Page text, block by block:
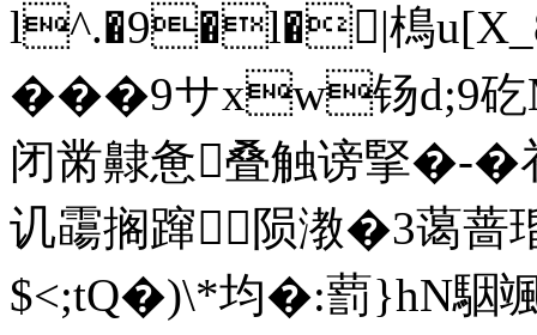
l^.�9�l�|樢u[X_8
���9サxw钖d;9矻
闭黹齂惫叠触谤掔�-�
讥霷搁蹿陨漖�3蔼
$<;tQ�)\*均�:藅}hN駰